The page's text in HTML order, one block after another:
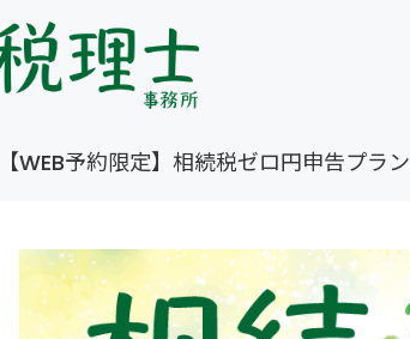
【WEB予約限定】相続税ゼロ円申告プラン